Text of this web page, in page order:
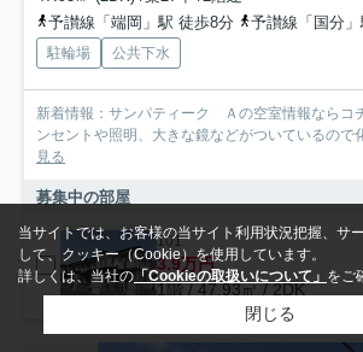
予讃線「端岡」駅 徒歩8分
予讃線「国分
駐輪場 公共下水
新着情報：サンパティーク Ａの空室情報ならコ
ンセントや照明、大きな鏡などがついているので
見る
募集中の部屋
101
3.9万円
1階 / 47.93㎡ / 2DK
当サイトでは、お客様の当サイト利用状況把握、サ
して、クッキー（Cookie）を使用しています。
詳しくは、当社の「Cookieの取扱いについて」 をご
閉じる